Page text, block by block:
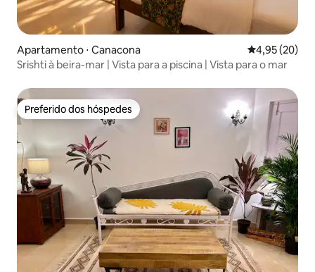
Apartamento ⋅ Canacona 4,95 de uma
4,95 (20)
Srishti à beira-mar | Vista para a piscina | Vista para o mar
Preferido dos hóspedes
Preferido dos hóspedes